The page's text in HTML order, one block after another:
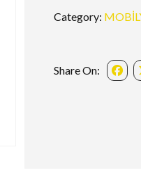
Category:
Share On: